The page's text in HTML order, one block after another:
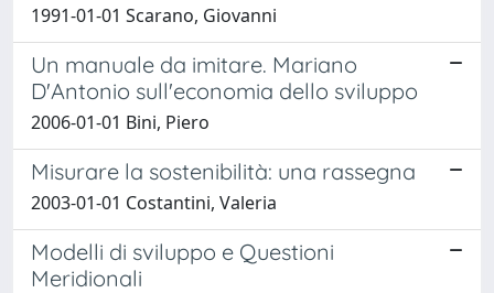
1991-01-01 Scarano, Giovanni
Un manuale da imitare. Mariano
D'Antonio sull'economia dello sviluppo
2006-01-01 Bini, Piero
Misurare la sostenibilità: una rassegna
2003-01-01 Costantini, Valeria
Modelli di sviluppo e Questioni
Meridionali